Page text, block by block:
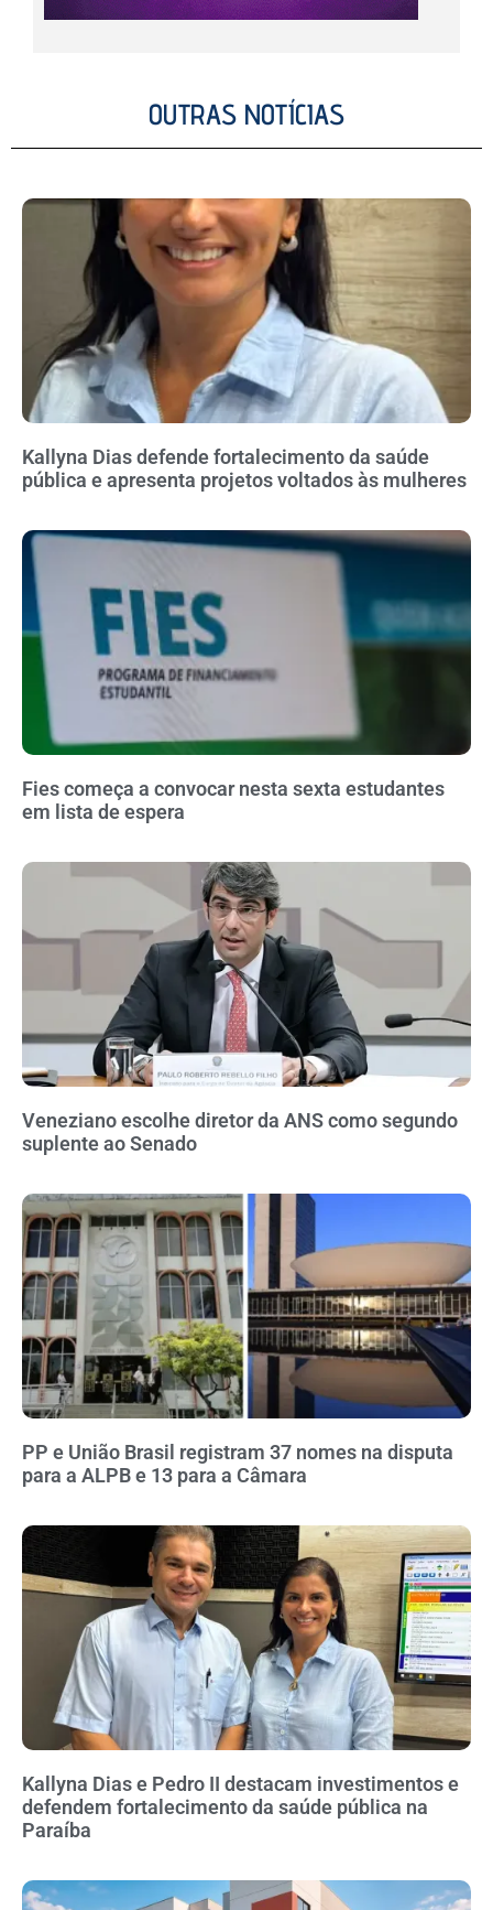
OUTRAS NOTÍCIAS
Kallyna Dias defende fortalecimento da saúde
pública e apresenta projetos voltados às mulheres
Fies começa a convocar nesta sexta estudantes
em lista de espera
Veneziano escolhe diretor da ANS como segundo
suplente ao Senado
PP e União Brasil registram 37 nomes na disputa
para a ALPB e 13 para a Câmara
Kallyna Dias e Pedro II destacam investimentos e
defendem fortalecimento da saúde pública na
Paraíba